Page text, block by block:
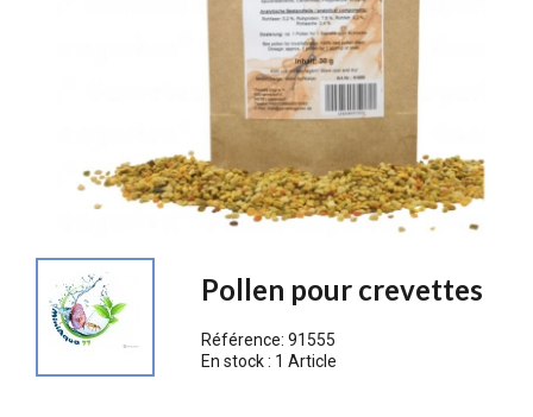
Pollen pour crevettes
Référence:91555
En stock : 1 Article